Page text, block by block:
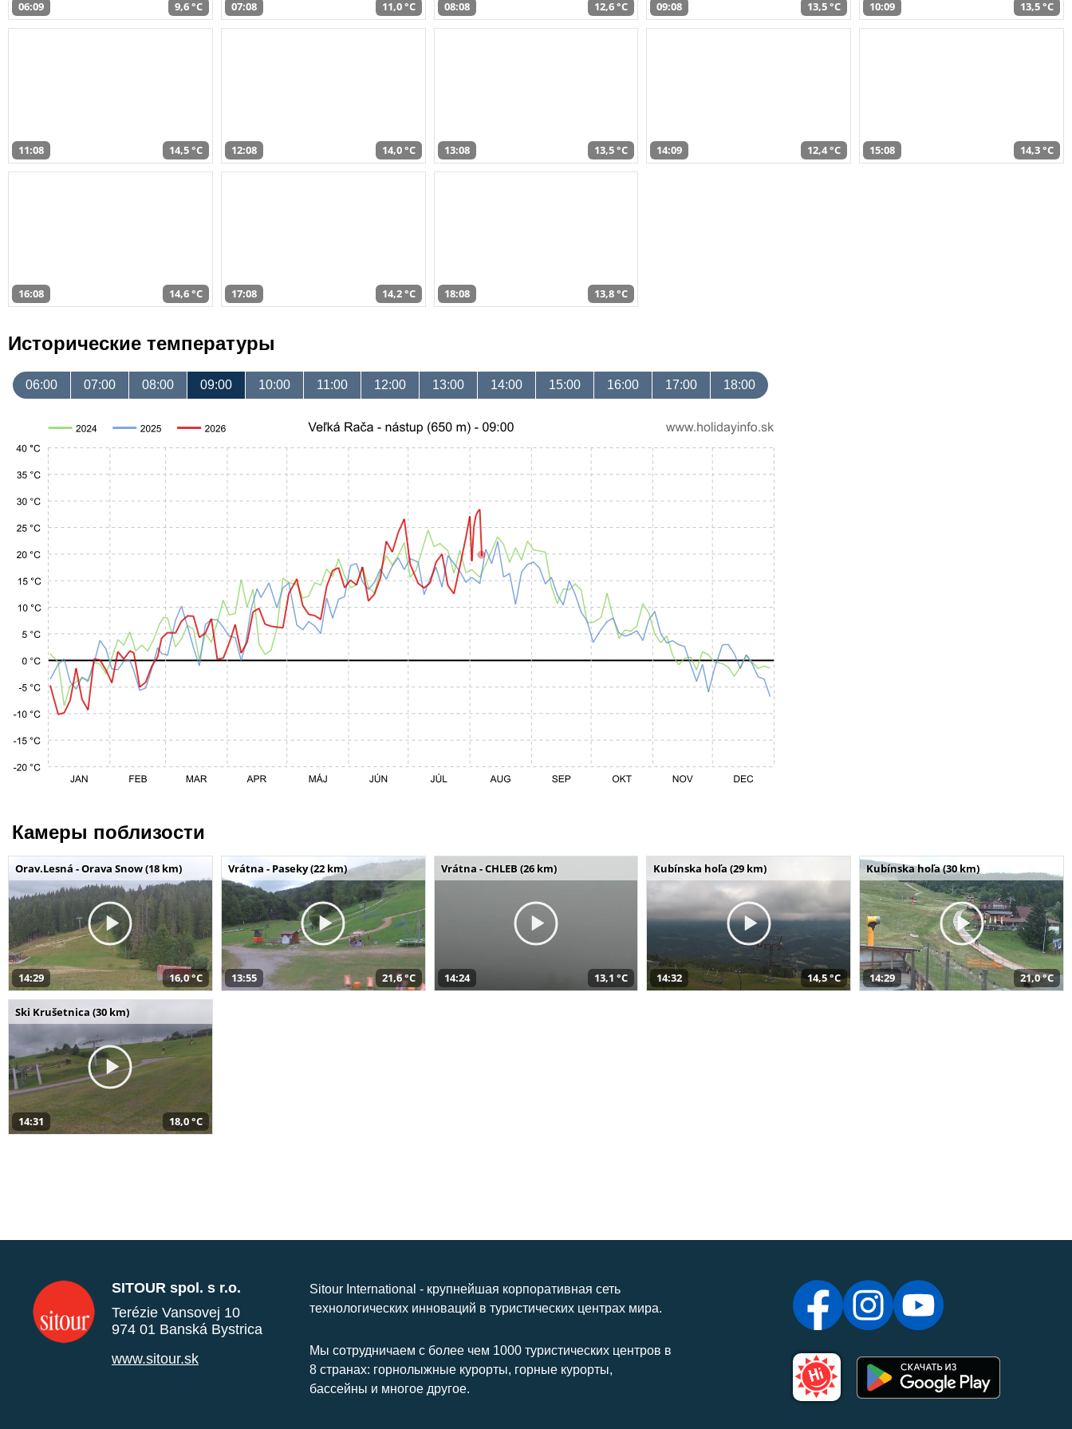
06:09 9,6 °C 07:08 11,0 °C 08:08 12,6 °C 09:08 13,5 °C 10:09 13,5 °C
11:08 14,5 °C 12:08 14,0 °C 13:08 13,5 °C 14:09 12,4 °C 15:08 14,3 °C
16:08 14,6 °C 17:08 14,2 °C 18:08 13,8 °C
Исторические температуры
06:00 07:00 08:00 09:00 10:00 11:00 12:00 13:00 14:00 15:00 16:00 17:00 18:00
Камеры поблизости
Orav.Lesná - Orava Snow (18 km)
14:29 16,0 °C
Vrátna - Paseky (22 km)
13:55 21,6 °C
Vrátna - CHLEB (26 km)
14:24 13,1 °C
Kubínska hoľa (29 km)
14:32 14,5 °C
Kubínska hoľa (30 km)
14:29 21,0 °C
Ski Krušetnica (30 km)
14:31 18,0 °C
SITOUR spol. s r.o.
Terézie Vansovej 10
974 01 Banská Bystrica
www.sitour.sk
Sitour International - крупнейшая корпоративная сеть
технологических инноваций в туристических центрах мира.
Мы сотрудничаем с более чем 1000 туристических центров в
8 странах: горнолыжные курорты, горные курорты,
бассейны и многое другое.